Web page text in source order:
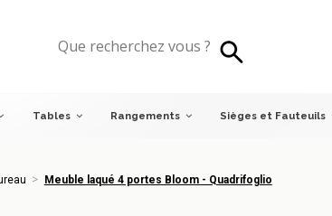
Tables Rangements Sièges et Fauteuils
Meuble laqué 4 portes Bloom - Quadrifoglio
Meuble laqué 4 portes Bloom - Quadrifoglio